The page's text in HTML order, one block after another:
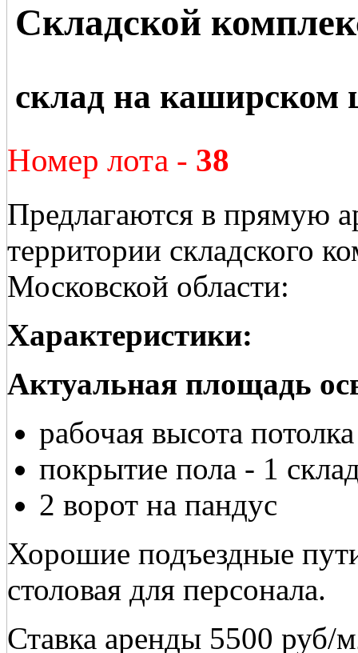
Складской
склад на каширском
Номер лота - 38
Предлагаются в прямую
территории складского
Московской области:
Характеристики:
Актуальная площадь
рабочая высота
покрытие пола - 1
2 ворот на пандус
Хорошие подъездные
столовая для персонала.
Ставка аренды 5500